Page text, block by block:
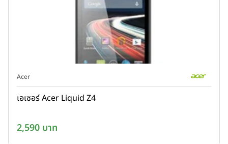
Acer
เอเซอร์ Acer Liquid Z4
2,590 บาท